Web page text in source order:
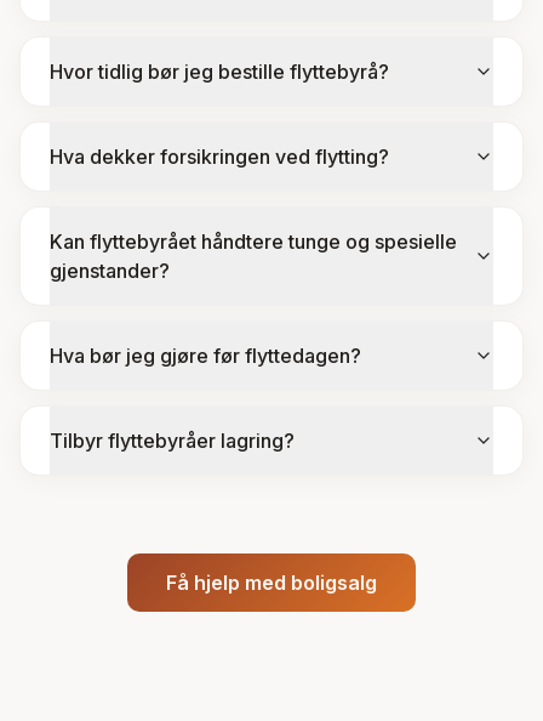
Hvor tidlig bør jeg bestille flyttebyrå?
Hva dekker forsikringen ved flytting?
Kan flyttebyrået håndtere tunge og spesielle
gjenstander?
Hva bør jeg gjøre før flyttedagen?
Tilbyr flyttebyråer lagring?
Få hjelp med boligsalg